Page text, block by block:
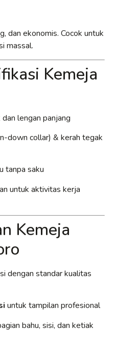
dan ekonomis. Cocok untuk
massal.
Kemeja
lengan panjang
down collar) & kerah tegak
tanpa saku
untuk aktivitas kerja
Kemeja
dengan standar kualitas
untuk tampilan profesional
bahu, sisi, dan ketiak